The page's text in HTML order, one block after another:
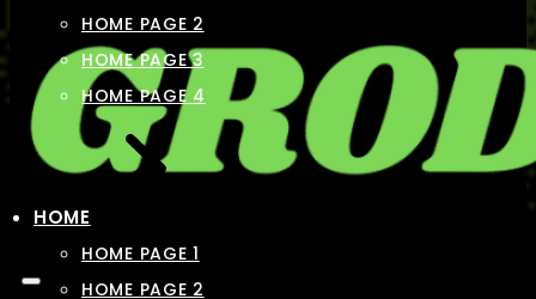
HOME PAGE 2
HOME PAGE 3
HOME PAGE 4
HOME
HOME PAGE 1
HOME PAGE 2